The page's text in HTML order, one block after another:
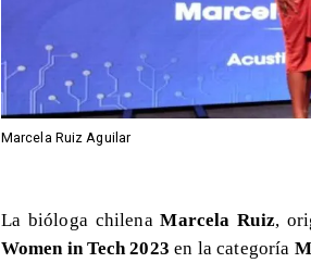
Marcela Ruiz Aguilar
La bióloga chilenaMarcela Ruiz,
Women in Tech 2023 en la categoría